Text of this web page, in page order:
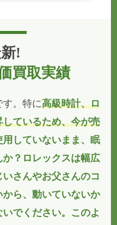
!
買取実績
。特に高級時計、ロ
ているため、今が売
していないまま、眠
？ロレックスは幅広
さんやお父さんのコ
から、動いていないか
いでください。このよ